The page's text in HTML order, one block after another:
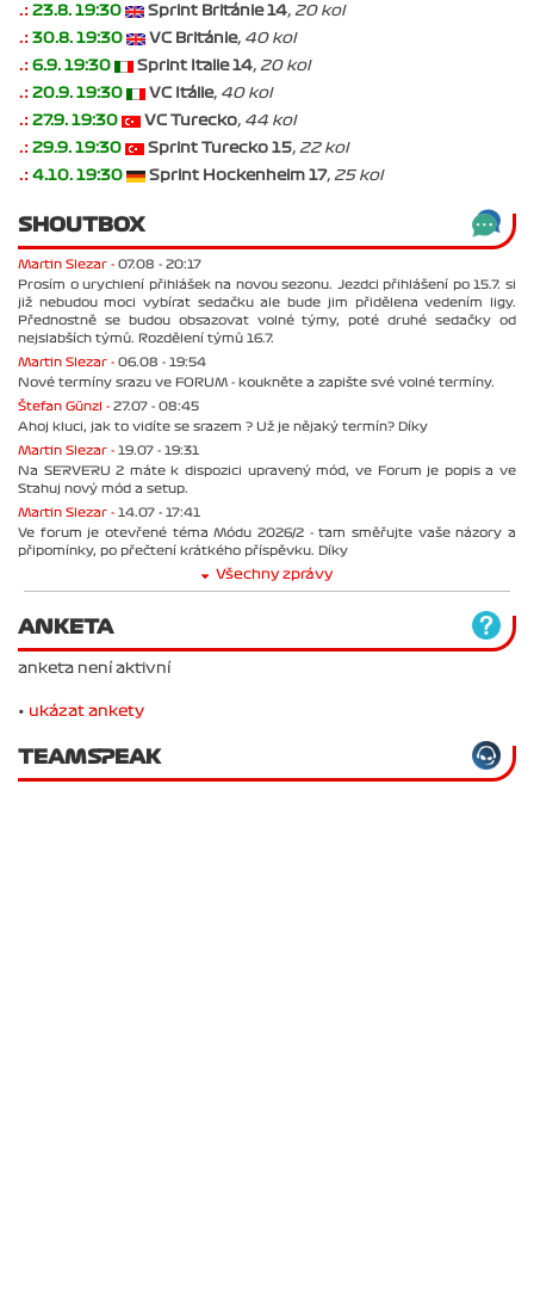
.: 23.8. 19:30 Sprint Británie 14, 20 kol
.: 30.8. 19:30 VC Británie, 40 kol
.: 6.9. 19:30 Sprint Italie 14, 20 kol
.: 20.9. 19:30 VC Itálie, 40 kol
.: 27.9. 19:30 VC Turecko, 44 kol
.: 29.9. 19:30 Sprint Turecko 15, 22 kol
.: 4.10. 19:30 Sprint Hockenheim 17, 25 kol
SHOUTBOX
Martin Slezar - 07.08 - 20:17
Prosím o urychlení přihlášek na novou sezonu. Jezdci přihlášení po 15.7. si
již nebudou moci vybírat sedačku ale bude jim přidělena vedením ligy.
Přednostně se budou obsazovat volné týmy, poté druhé sedačky od
nejslabších týmů. Rozdělení týmů 16.7.
Martin Slezar - 06.08 - 19:54
Nové termíny srazu ve FORUM - koukněte a zapište své volné termíny.
Štefan Günzl - 27.07 - 08:45
Ahoj kluci, jak to vidíte se srazem ? Už je nějaký termín? Díky
Martin Slezar - 19.07 - 19:31
Na SERVERU 2 máte k dispozici upravený mód, ve Forum je popis a ve
Stahuj nový mód a setup.
Martin Slezar - 14.07 - 17:41
Ve forum je otevřené téma Módu 2026/2 - tam směřujte vaše názory a
připomínky, po přečtení krátkého příspěvku. Díky
Všechny zprávy
ANKETA
anketa není aktivní
• ukázat ankety
TEAMSPEAK